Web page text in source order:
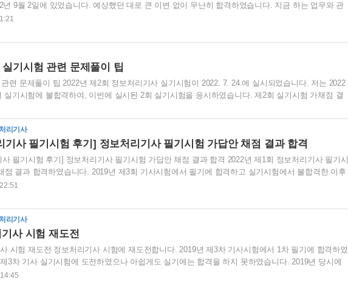
년 9월 2일에 있었습니다. 예상했던 대로 큰 이변 없이 무난히 합격하였습니다. 지금 하는 업무와 관
가 알아주지도 않는 이 자격증을 취득하기 위해 오랜 시간 많은 노력을 했지만, 막상 합격을 하니 그
다. 다른 기사 종목의 합격률과 비교하면 난이도가 높은 편입니다. 비전공자가 직장생활을 병행하며
경험을 발판삼아 앞으로 더 많은 도..
기시험 관련 문제풀이 팁
련 문제풀이 팁 2022년 제2회 정보처리기사 실기시험이 2022. 7. 24.에 실시되었습니다. 저는 2022
기시험에 불합격하여, 이번에 실시된 2회 실기시험을 응시하였습니다. 제2회 실기시험 가채점 결
서 정보처리기사 학습 및 시험과 관련된 제 경험을 토대로 도움이 될 만한 내용들을 말씀드리겠습
관련 자격증을 제외한 다른 자격증(행정사, 공인중개사, 주택관리사, 직업상담사 등)을 취득한 경
의 공부방법 및 노하우를 넘치도록 보유하고 있다고 할 수 있습니다. 1. 필기시험 필기는 기출문제..
리기사
기사 필기시험 후기] 정보처리기사 필기시험 가답안 채점 결과 합격
사 필기시험 후기] 정보처리기사 필기시험 가답안 채점 결과 합격 2022년 제1회 정보처리기사 필기시
점 결과 합격하였습니다. 2019년 제3회 기사시험에서 필기에 합격하고 실기시험에서 불합격한 이후
넘어서 다시 도전을 했는데 다행히도 합격을 하였습니다. 공부를 한지도 오래 되었고, 2020년에 출
고 했는데, 실제로는 필기 시험도 간신히 합격을 하는 수준밖에 되지 않았던 것 같습니다. 수제비 기
했고, 기출문제 위주로 공부를 했습니다. 제1과목 소프트웨어 설계, 제2과목 소프트웨어 개발, 제3
이스 구축은 모두 90점 이상의 고득점..
리기사
사 시험 재도전
시험 재도전 정보처리기사 시험에 재도전합니다. 2019년 제3차 기사시험에서 1차 필기에 합격하였
3차 기사 실기시험에 도전하였으나 아쉽게도 실기에는 합격을 하지 못하였습니다. 2019년 당시에
전공자가 호기롭게 기사 시험에 도전해서 운 좋게 1차 시험에는 합격을 하였으나 2차 실기 시험에서